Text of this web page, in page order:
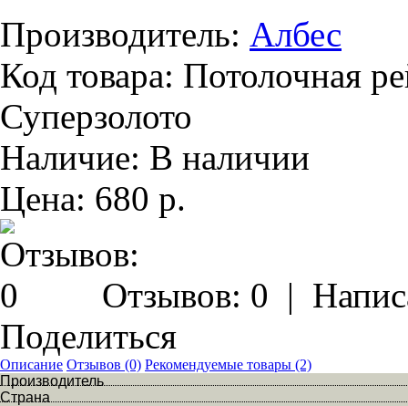
Производитель: Албес
Код товара: Потолочная
Суперзолото
Наличие: В наличии
Цена: 680 р.
Отзывов: 0 |
Поделиться
Описание Отзывов (0) Рекомендуемые товары (2)
Производитель
Страна